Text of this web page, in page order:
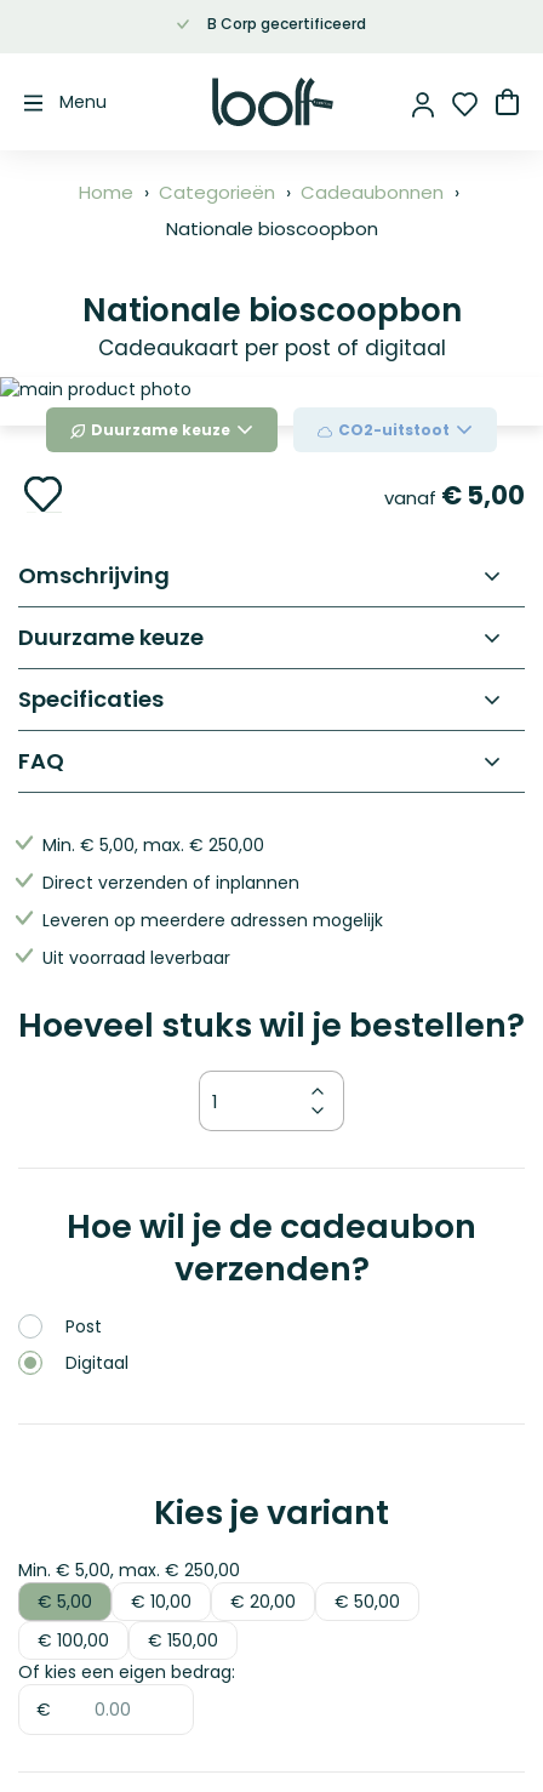
inhoud
B Corp gecertificeerd
Menu
Home Categorieën
Cadeaubonnen
Nationale bioscoopbon
Nationale bioscoopbon
Cadeaukaart per post of digitaal
Ga
van
Duurzame keuze CO2-uitstoot
naar
van
de
afbeeldingen-
gallerij
vanaf € 5,00
Omschrijving
Duurzame keuze
Specificaties
FAQ
Min. € 5,00, max. € 250,00
Direct verzenden of inplannen
Leveren op meerdere adressen mogelijk
Uit voorraad leverbaar
Hoeveel stuks wil je bestellen?
Hoe wil je de cadeaubon
verzenden?
Post
Digitaal
Kies je variant
Min. € 5,00, max. € 250,00
€ 5,00
€ 5,00
€ 10,00
€ 10,00
€ 20,00
€ 20,00
€ 50,00
€ 100,00
€ 100,00
€ 150,00
€ 150,00
Of kies een eigen bedrag:
€